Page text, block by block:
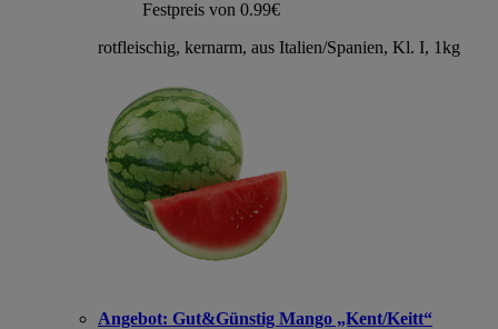
Festpreis von 0.99€
rotfleischig, kernarm, aus Italien/Spanien, Kl. I, 1kg
Angebot: Gut&Günstig Mango „Kent/Keitt“